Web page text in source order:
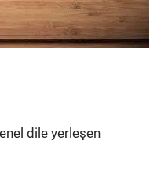
dile yerleşen